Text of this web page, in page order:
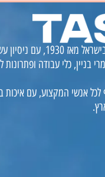
מובילים את ענף הבנייה בישראל
בניין, כלי עבודה ופתרונות
אנשי המקצוע, עם איכות